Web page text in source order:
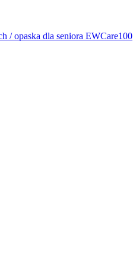
/ opaska dla seniora EWCare100